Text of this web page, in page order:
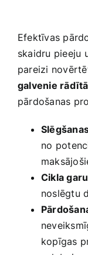
Efektīvas
skaidru pieeju
pareizi
galvenie
pārdošanas
⁢no
Cikla
noslēgtu​
kopīgas